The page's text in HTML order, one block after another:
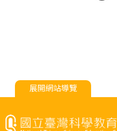
展開網站導覽